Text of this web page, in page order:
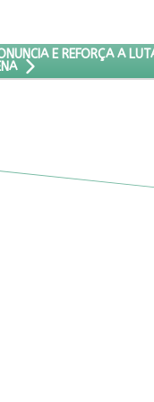
CONAQ SE
E REFORÇA A